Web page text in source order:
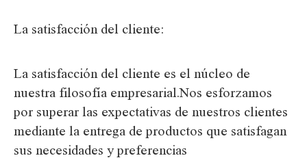
La satisfacción del cliente:
La satisfacción del cliente es el núcleo de
nuestra filosofía empresarial.Nos esforzamos
por superar las expectativas de nuestros clientes
mediante la entrega de productos que satisfagan
sus necesidades y preferencias